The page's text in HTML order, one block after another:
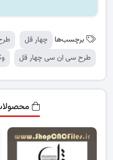
برچسب‌ها چهار قل
طرح سی ان سی چهار قل